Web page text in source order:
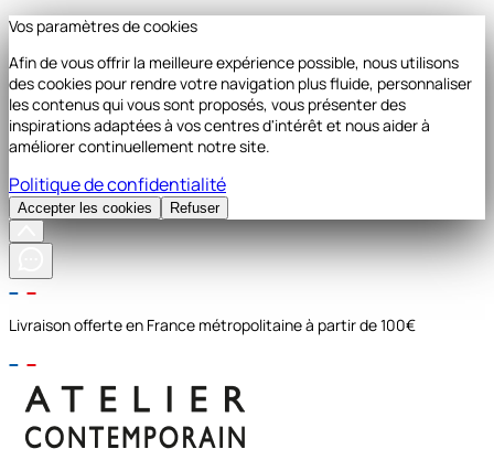
Vos paramètres de cookies
Afin de vous offrir la meilleure expérience possible, nous utilisons
des cookies pour rendre votre navigation plus fluide, personnaliser
les contenus qui vous sont proposés, vous présenter des
inspirations adaptées à vos centres d'intérêt et nous aider à
améliorer continuellement notre site.
Politique de confidentialité
Accepter les cookies Refuser
Livraison offerte en France métropolitaine à partir de 100€